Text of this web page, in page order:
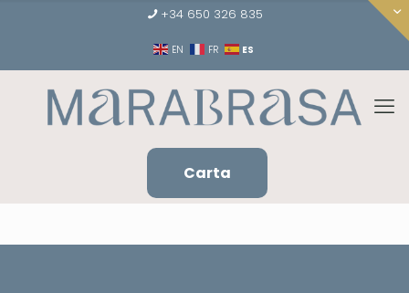
+34 650 326 835
EN FR ES
Carta